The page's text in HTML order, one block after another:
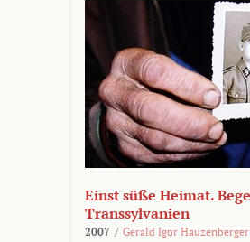
Einst süße Heimat.
Transsylvanien
2007 / Gerald Igor Hauzenberger